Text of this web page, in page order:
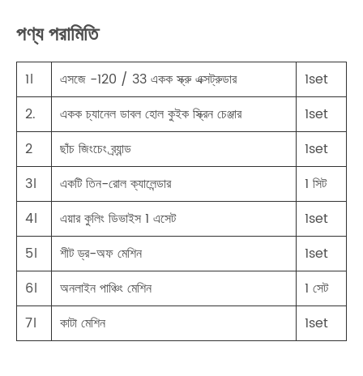
পণ্য পরামিতি
1। এসজে -120 / 33 একক স্ক্রু এক্সট্রুডার
1set
2.
একক চ্যানেল ডাবল হোল কুইক স্ক্রিন চেঞ্জার
1set
2
ছাঁচ জিংচেং ব্র্যান্ড
1set
3।
একটি তিন-রোল ক্যালেন্ডার
1 সিট
4।
এয়ার কুলিং ডিভাইস 1 এসেট
1set
5।
শীট ড্র-অফ মেশিন
1set
6।
অনলাইন পাঞ্চিং মেশিন
1 সেট
7।
কাটা মেশিন 1set